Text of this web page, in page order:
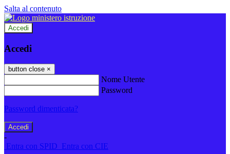
Salta al contenuto
Accedi
Accedi
button close ×
Nome Utente
Password
Password dimenticata?
-
Entra con SPID Entra con CIE